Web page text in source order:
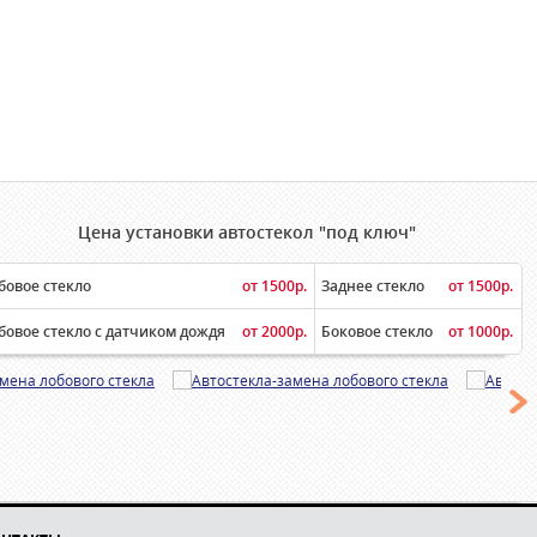
Цена установки автостекол "под ключ"
стекло от 1500р. Заднее стекло от 1500р.
стекло с датчиком дождя от 2000р. Боковое стекло от 1000р.